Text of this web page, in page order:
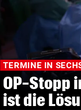
TERMINE IN
OP-Stopp
ist die